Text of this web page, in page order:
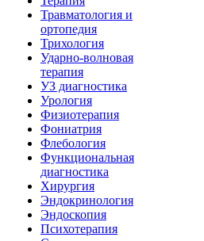
Травматология и
ортопедия
Трихология
Ударно-волновая
терапия
УЗ диагностика
Урология
Физиотерапия
Фониатрия
Флебология
Функциональная
диагностика
Хирургия
Эндокринология
Эндоскопия
Психотерапия